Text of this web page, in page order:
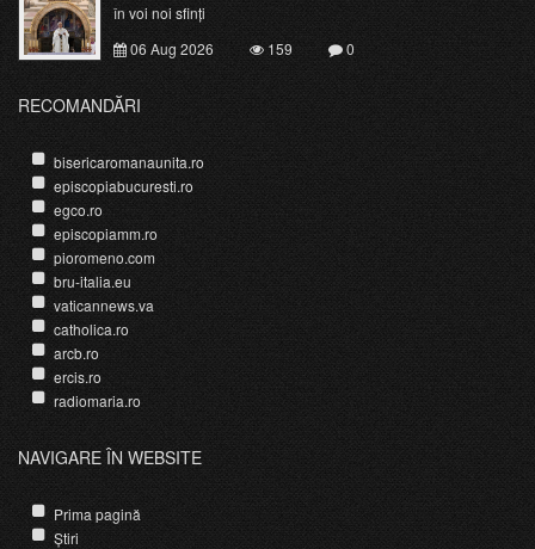
în voi noi sfinți
06 Aug 2026
159 0
RECOMANDĂRI
bisericaromanaunita.ro
episcopiabucuresti.ro
egco.ro
episcopiamm.ro
pioromeno.com
bru-italia.eu
vaticannews.va
catholica.ro
arcb.ro
ercis.ro
radiomaria.ro
NAVIGARE ÎN WEBSITE
Prima pagină
Știri